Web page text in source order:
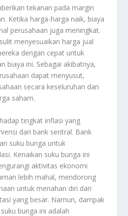
tekanan pada margin
Ketika harga-harga naik, biaya
perusahaan juga meningkat.
menyesuaikan harga jual
dengan cepat untuk
biaya ini. Sebagai akibatnya,
dapat menyusut,
secara keseluruhan dan
saham.
tingkat inflasi yang
dari bank sentral. Bank
suku bunga untuk
Kenaikan suku bunga ini
aktivitas ekonomi
lebih mahal, mendorong
untuk menahan diri dari
yang besar. Namun, dampak
bunga ini adalah